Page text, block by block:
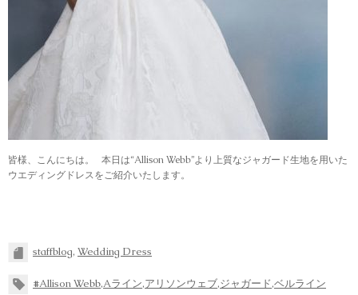
皆様、こんにちは。 本日は“Allison Webb”より上質なジャガード生地を用いた
ウエディングドレスをご紹介いたします。
staffblog, Wedding Dress
#Allison Webb,Aライン,アリソンウェブ,ジャガード,ベルライン